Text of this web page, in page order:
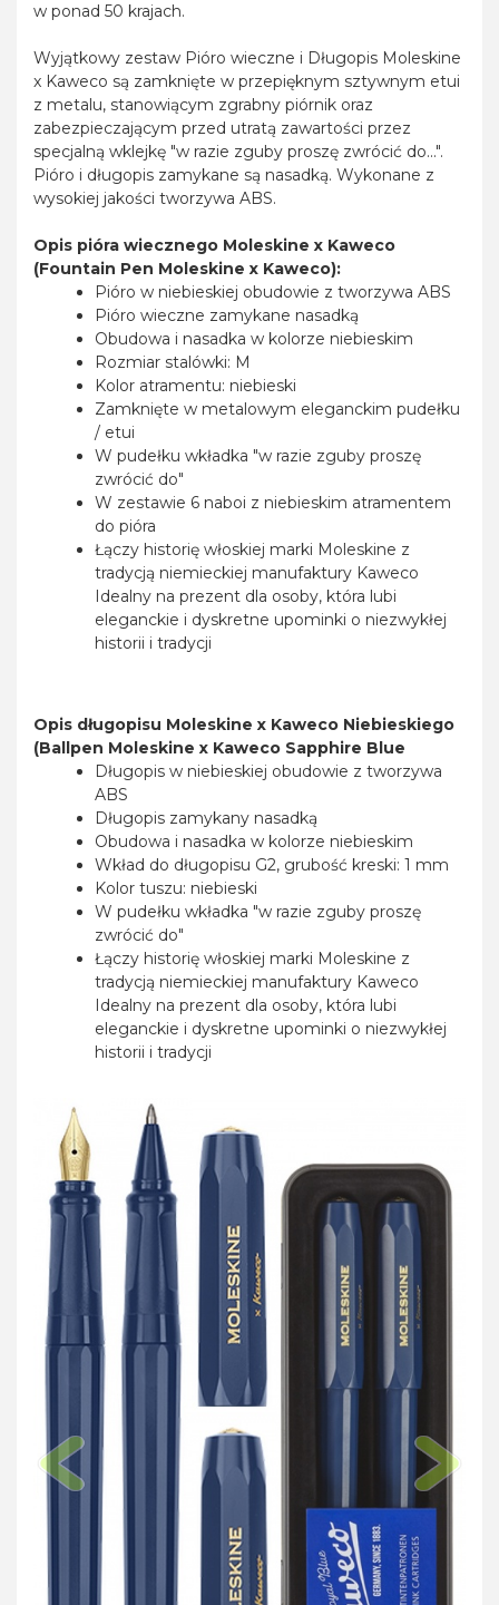
w ponad 50 krajach.
Wyjątkowy zestaw Pióro wieczne i Długopis Moleskine
x Kaweco są zamknięte w przepięknym sztywnym etui
z metalu, stanowiącym zgrabny piórnik oraz
zabezpieczającym przed utratą zawartości przez
specjalną wklejkę "w razie zguby proszę zwrócić do...".
Pióro i długopis zamykane są nasadką. Wykonane z
wysokiej jakości tworzywa ABS.
Opis pióra wiecznego Moleskine x Kaweco
(Fountain Pen Moleskine x Kaweco):
Pióro w niebieskiej obudowie z tworzywa ABS
Pióro wieczne zamykane nasadką
Obudowa i nasadka w kolorze niebieskim
Rozmiar stalówki: M
Kolor atramentu: niebieski
Zamknięte w metalowym eleganckim pudełku
/ etui
W pudełku wkładka "w razie zguby proszę
zwrócić do"
W zestawie 6 naboi z niebieskim atramentem
do pióra
Łączy historię włoskiej marki Moleskine z
tradycją niemieckiej manufaktury Kaweco
Idealny na prezent dla osoby, która lubi
eleganckie i dyskretne upominki o niezwykłej
historii i tradycji
Opis długopisu Moleskine x Kaweco Niebieskiego
(Ballpen Moleskine x Kaweco Sapphire Blue
Długopis w niebieskiej obudowie z tworzywa
ABS
Długopis zamykany nasadką
Obudowa i nasadka w kolorze niebieskim
Wkład do długopisu G2, grubość kreski: 1 mm
Kolor tuszu: niebieski
W pudełku wkładka "w razie zguby proszę
zwrócić do"
Łączy historię włoskiej marki Moleskine z
tradycją niemieckiej manufaktury Kaweco
Idealny na prezent dla osoby, która lubi
eleganckie i dyskretne upominki o niezwykłej
historii i tradycji